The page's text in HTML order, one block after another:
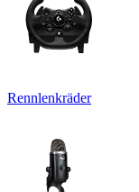
Rennlenkräder